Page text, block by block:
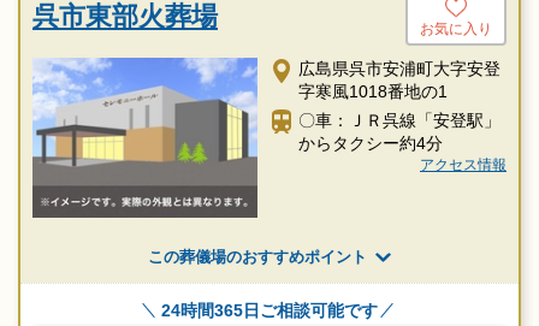
呉市東部火葬場 お気に入り
広島県呉市安浦町大字安登
字寒風1018番地の1
〇車：ＪＲ呉線「安登駅」
からタクシー約4分
アクセス情報
この葬儀場のおすすめポイント
24時間365日ご相談可能です